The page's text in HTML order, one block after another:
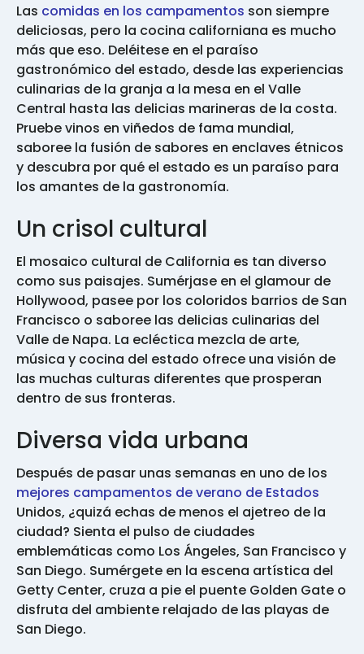
Las comidas en los campamentos son siempre
deliciosas, pero la cocina californiana es mucho
más que eso. Deléitese en el paraíso
gastronómico del estado, desde las experiencias
culinarias de la granja a la mesa en el Valle
Central hasta las delicias marineras de la costa.
Pruebe vinos en viñedos de fama mundial,
saboree la fusión de sabores en enclaves étnicos
y descubra por qué el estado es un paraíso para
los amantes de la gastronomía.
Un crisol cultural
El mosaico cultural de California es tan diverso
como sus paisajes. Sumérjase en el glamour de
Hollywood, pasee por los coloridos barrios de San
Francisco o saboree las delicias culinarias del
Valle de Napa. La ecléctica mezcla de arte,
música y cocina del estado ofrece una visión de
las muchas culturas diferentes que prosperan
dentro de sus fronteras.
Diversa vida urbana
Después de pasar unas semanas en uno de los
mejores campamentos de verano de Estados
Unidos, ¿quizá echas de menos el ajetreo de la
ciudad? Sienta el pulso de ciudades
emblemáticas como Los Ángeles, San Francisco y
San Diego. Sumérgete en la escena artística del
Getty Center, cruza a pie el puente Golden Gate o
disfruta del ambiente relajado de las playas de
San Diego.